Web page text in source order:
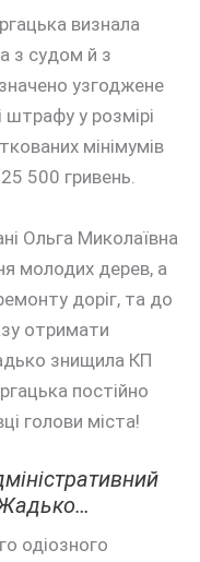
визнала
з судом й з
узгоджене
у розмірі
мінімумів
500 гривень.
Ольга Миколаївна
молодих дерев, а
доріг, та до
отримати
знищила КП
постійно
голови міста!
одіозного